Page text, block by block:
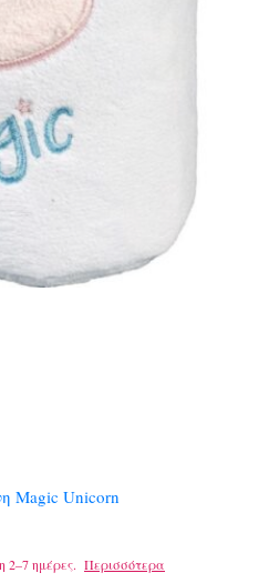
Magic Unicorn
ημέρες. Περισσότερα